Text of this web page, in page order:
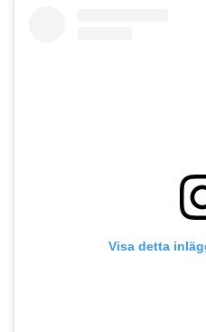
Visa detta